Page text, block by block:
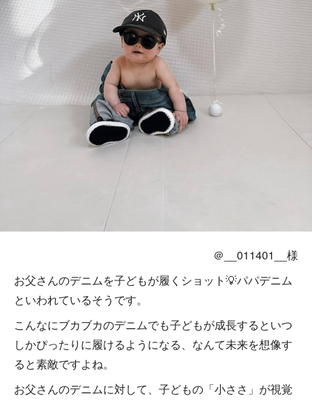
＠__011401__様
お父さんのデニムを子どもが履くショット💡パパデニム
といわれているそうです。
こんなにブカブカのデニムでも子どもが成長するといつ
しかぴったりに履けるようになる、なんて未来を想像す
ると素敵ですよね。
お父さんのデニムに対して、子どもの「小ささ」が視覚